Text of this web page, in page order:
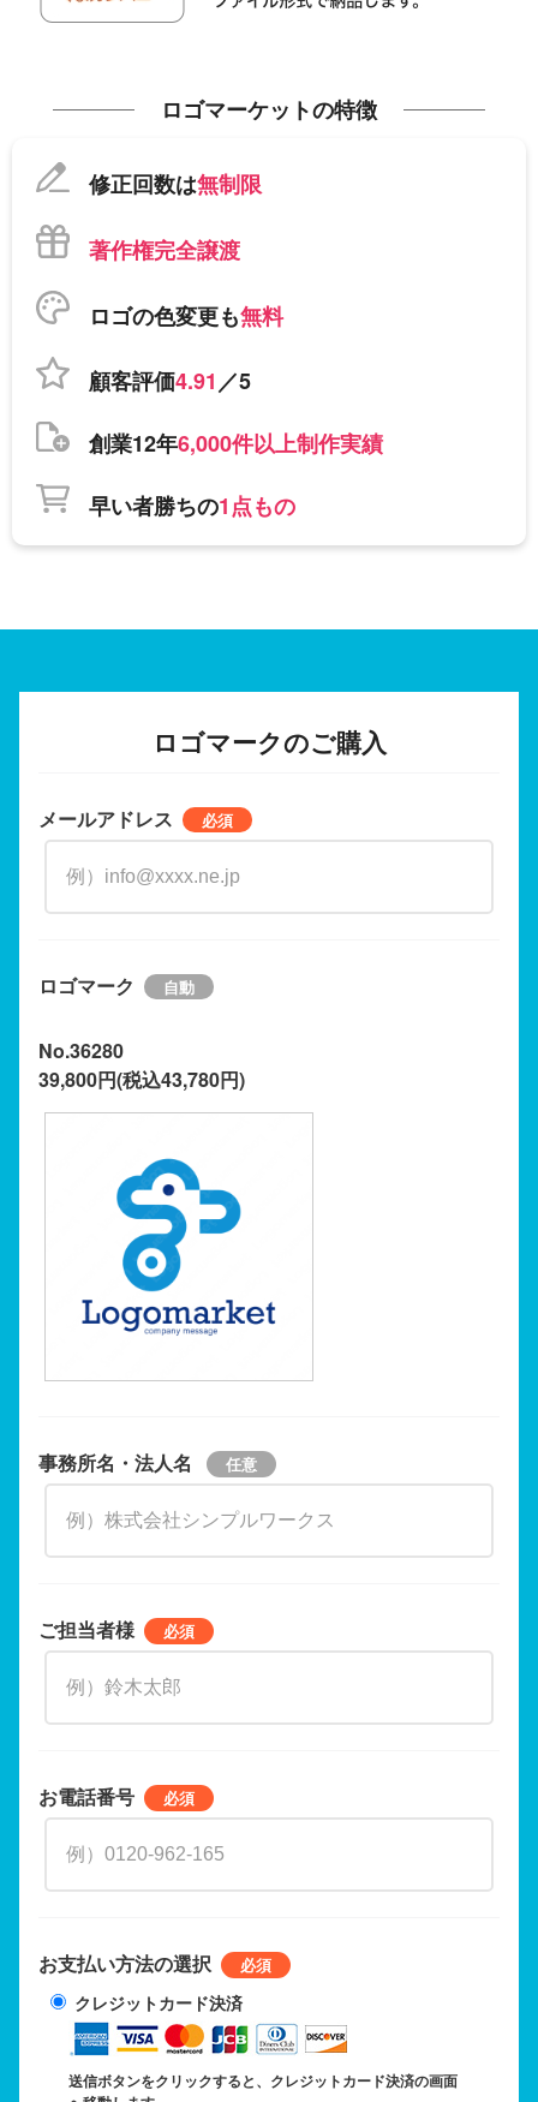
ロゴマーケットの特徴
修正回数は無制限
著作権完全譲渡
ロゴの色変更も無料
顧客評価4.91／5
創業12年6,000件以上制作実績
早い者勝ちの1点もの
ロゴマークのご購入
メールアドレス
ロゴマーク
No.36280
39,800円(税込43,780円)
事務所名・法人名
ご担当者様
お電話番号
お支払い方法の選択
クレジットカード決済
送信ボタンをクリックすると、クレジットカード決済の画面